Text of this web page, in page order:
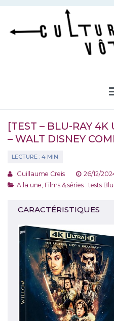
Aller
contenu
[TEST – BLU-RAY
– WALT DISNEY
Guillaume Creis
26/12/
A la une Films & séries : tests
CARACTÉRISTIQUES